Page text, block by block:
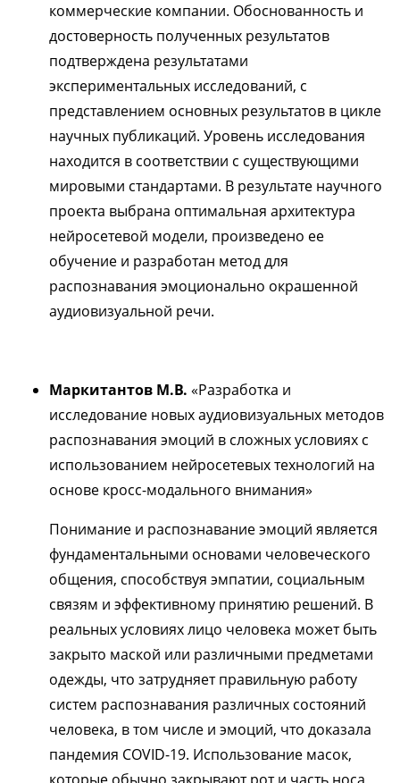
коммерческие компании. Обоснованность и
достоверность полученных результатов
подтверждена результатами
экспериментальных исследований, с
представлением основных результатов в цикле
научных публикаций. Уровень исследования
находится в соответствии с существующими
мировыми стандартами. В результате научного
проекта выбрана оптимальная архитектура
нейросетевой модели, произведено ее
обучение и разработан метод для
распознавания эмоционально окрашенной
аудиовизуальной речи.
Маркитантов М.В. «Разработка и
исследование новых аудиовизуальных методов
распознавания эмоций в сложных условиях с
использованием нейросетевых технологий на
основе кросс-модального внимания»
Понимание и распознавание эмоций является
фундаментальными основами человеческого
общения, способствуя эмпатии, социальным
связям и эффективному принятию решений. В
реальных условиях лицо человека может быть
закрыто маской или различными предметами
одежды, что затрудняет правильную работу
систем распознавания различных состояний
человека, в том числе и эмоций, что доказала
пандемия COVID-19. Использование масок,